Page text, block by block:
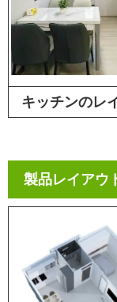
キッチンのレ
製品レイアウ